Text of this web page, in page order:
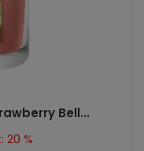
Bell...
20 %